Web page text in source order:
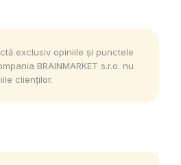
exclusiv opiniile și punctele
BRAINMARKET s.r.o. nu
clienților.